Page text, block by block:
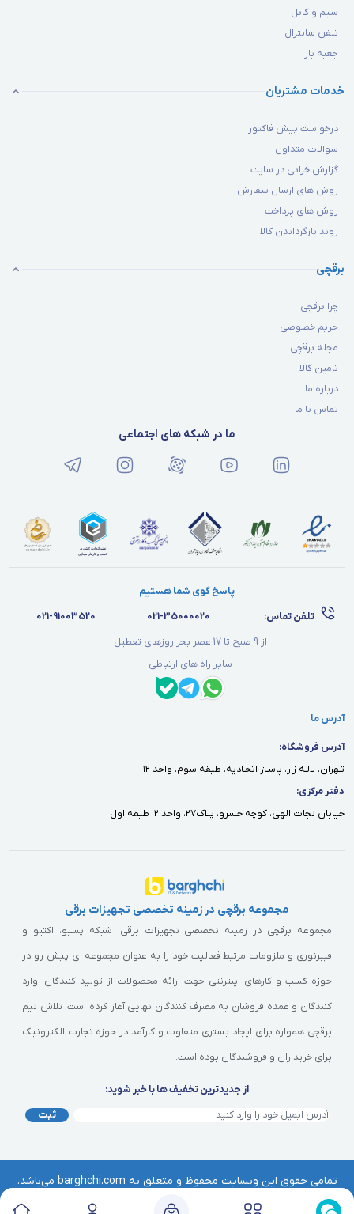
سیم و کابل
تلفن سانترال
جعبه باز
خدمات مشتریان
درخواست پیش فاکتور
سوالات متداول
گزارش خرابی در سایت
روش های ارسال سفارش
روش های پرداخت
روند بازگرداندن کالا
برقچی
چرا برقچی
حریم خصوصی
مجله برقچی
تامین کالا
درباره ما
تماس با ما
ما در شبکه های اجتماعی
پاسخ گوی شما هستیم
تلفن تماس:
021-35000020
021-91003520
از 9 صبح تا 17 عصر بجز روزهای تعطیل
سایر راه های ارتباطی
آدرس ما
آدرس فروشگاه:
تـهران، لالـه زار، پاسـاژ اتحـاديه، طبقه سوم، واحد ١٢
دفتر مركزى:
خيابان نجات الهى، كوچه خسرو، پلاك٢٧، واحد ٢، طبقه اول
مجموعه برقچی در زمینه تخصصی تجهیزات برقی
مجموعه برقچی در زمینه تخصصی تجهیزات برقی، شبکه پسیو، اکتیو و
فیبرنوری و ملزومات مرتبط فعالیت خود را به عنوان مجموعه ای پیش رو در
حوزه کسب و کارهای اینترنتی جهت ارائه محصولات از تولید کنندگان، وارد
کنندگان و عمده فروشان به مصرف کنندگان نهایی آغاز کرده است. تلاش تیم
برقچی همواره برای ایجاد بستری متفاوت و کارآمد در حوزه تجارت الکترونیک
برای خریداران و فروشندگان بوده است.
از جدیدترین تخفیف ها با خبر شوید:
ثبت
تمامی حقوق این وبسایت محفوظ و متعلق به barghchi.com می‌باشد.
هرگونه کپی‌برداری از آن موجب پیگرد قانونی خواهد بود. | © برقچی